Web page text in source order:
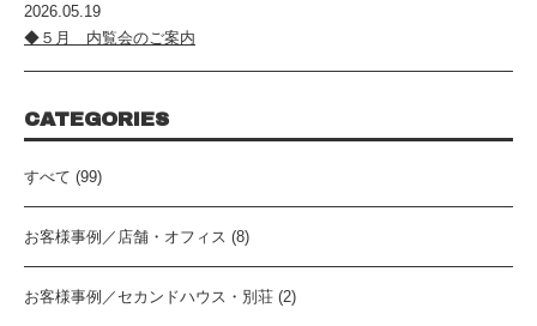
2026.05.19
◆５月 内覧会のご案内
CATEGORIES
すべて (99)
お客様事例／店舗・オフィス (8)
お客様事例／セカンドハウス・別荘 (2)